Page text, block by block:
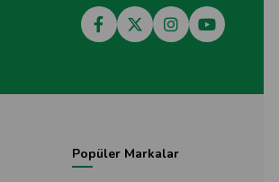
Popüler Markalar